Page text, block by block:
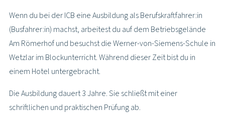
Wenn du bei der ICB eine Ausbildung als Berufskraftfahrer:in
(Busfahrer:in) machst, arbeitest du auf dem Betriebsgelände
Am Römerhof und besuchst die Werner-von-Siemens-Schule in
Wetzlar im Blockunterricht. Während dieser Zeit bist du in
einem Hotel untergebracht.
Die Ausbildung dauert 3 Jahre. Sie schließt mit einer
schriftlichen und praktischen Prüfung ab.